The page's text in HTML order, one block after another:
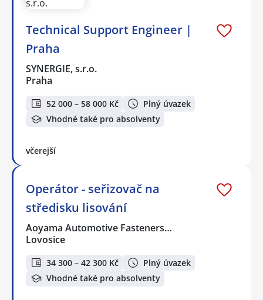
Technical Support Engineer |
Praha
SYNERGIE, s.r.o.
Praha
52 000 – 58 000 Kč
Plný úvazek
Vhodné také pro absolventy
včerejší
Operátor - seřizovač na
středisku lisování
Aoyama Automotive Fasteners…
Lovosice
34 300 – 42 300 Kč
Plný úvazek
Vhodné také pro absolventy